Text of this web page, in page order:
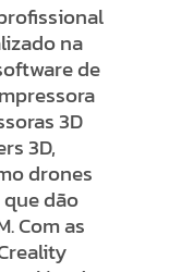
na
de
3D
3D,
drones
dão
Com as